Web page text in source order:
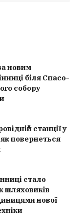
новим
біля Спасо-
собору
станції у
повернеться
стало
шляховиків
нової